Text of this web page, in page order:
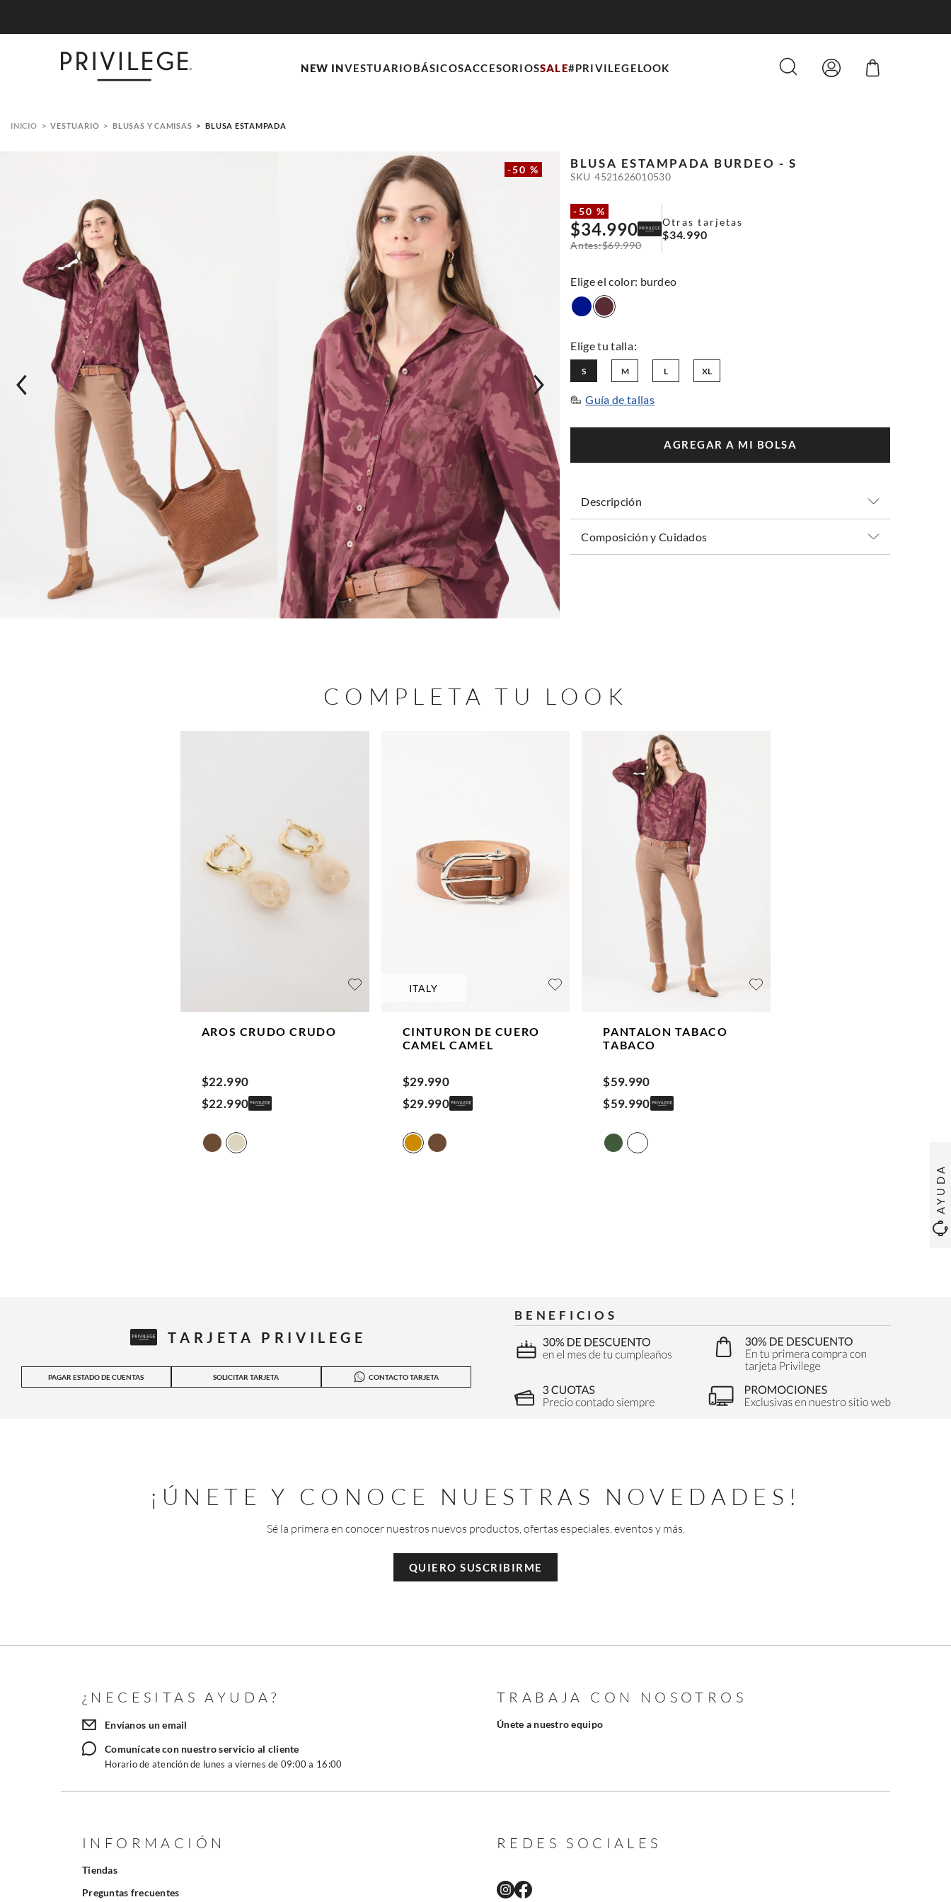
AYUDA
NEW INVESTUARIOBÁSICOSACCESORIOSSALE#PRIVILEGELOOK
VESTUARIO BLUSAS Y CAMISAS BLUSA ESTAMPADA
-50 % BLUSA ESTAMPADA BURDEO - S
SKU 4521626010530
-50 %
$34.990
$69.990
Otras tarjetas
$34.990
: burdeo
L
M
S XL
Guía de tallas
AGREGAR A MI BOLSA
Descripción
Composición y Cuidados
COMPLETA TU LOOK
AROS CRUDO CRUDO
$22.990
$22.990
ITALY
CINTURON DE CUERO
CAMEL CAMEL
$29.990
$29.990
PANTALON TABACO
TABACO
$59.990
$59.990
TARJETA PRIVILEGE
PAGAR ESTADO DE CUENTAS SOLICITAR TARJETA CONTACTO TARJETA
BENEFICIOS
¡ÚNETE Y CONOCE NUESTRAS NOVEDADES!
Sé la primera en conocer nuestros nuevos productos, ofertas especiales, eventos y más.
QUIERO SUSCRIBIRME
¿NECESITAS AYUDA?
Envíanos un email
Comunícate con nuestro servicio al cliente
Horario de atención de lunes a viernes de 09:00 a 16:00
TRABAJA CON NOSOTROS
Únete a nuestro equipo
INFORMACIÓN
Tiendas
Preguntas frecuentes
REDES SOCIALES